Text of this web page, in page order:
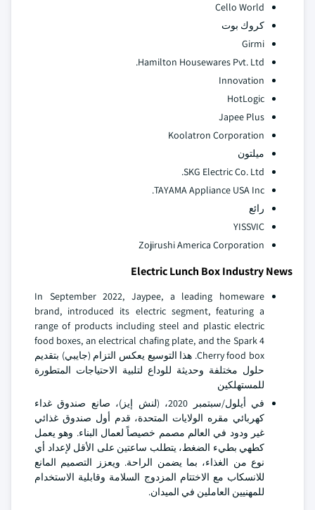
Cello World
كروك بوت
Girmi
Hamilton Housewares Pvt. Ltd.
Innovation
HotLogic
Japee Plus
Koolatron Corporation
ميلتون
SKG Electric Co. Ltd.
TAYAMA Appliance USA Inc.
رائع
YISSVIC
Zojirushi America Corporation
Electric Lunch Box Industry News
In September 2022, Jaypee, a leading homeware
brand, introduced its electric segment, featuring a
range of products including steel and plastic electric
food boxes, an electrical chafing plate, and the Spark 4
Cherry food box. هذا التوسيع يعكس التزام (جايبي) بتقديم
حلول مختلفة وحديثة للوداع لتلبية الاحتياجات المتطورة
للمستهلكين
في أيلول/سبتمبر 2020، (لنش إيز)، صانع صندوق غداء
كهربائي مقره الولايات المتحدة، قدم أول صندوق غذائي
غير ودود في العالم مصمم خصيصاً لعمال البناء. وهو يعمل
كطهي بطيء الضغط، يتطلب ساعتين على الأقل لإعداد أي
نوع من الغذاء، بما يضمن الراحة. ويعزز التصميم المانع
للانسكاب مع الاختتام المزدوج السلامة وقابلية الاستخدام
للمهنيين العاملين في الميدان.